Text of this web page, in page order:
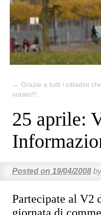
← Grazie a tutti i cittadini
votato!!!
25 aprile:
Posted on 19/04/2008 by
Partecipate al V2